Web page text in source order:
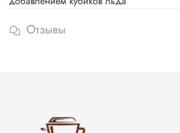
Отзывы